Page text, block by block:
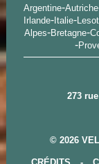
Argentine-Autriche
Irlande-Italie-
Alpes-Bretagne-
-
273
© 2026